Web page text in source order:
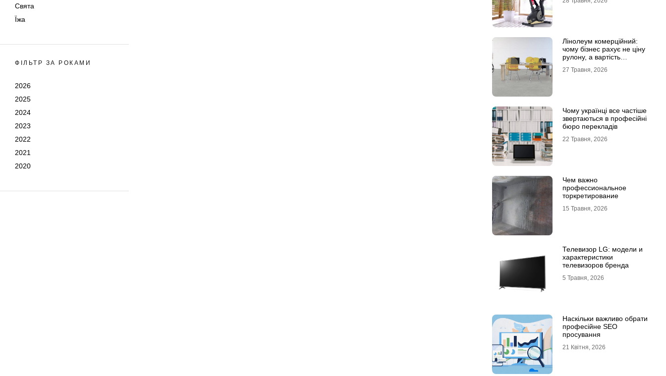
Свята
Їжа
ФІЛЬТР ЗА РОКАМИ
2026
2025
2024
2023
2022
2021
2020
Лінолеум комерційний:
чому бізнес рахує не ціну
рулону, а вартість
27 Травня, 2026
Чому українці все частіше
звертаються в професійні
бюро перекладів
22 Травня, 2026
Чем важно
профессиональное
торкретирование
15 Травня, 2026
Телевизор LG: модели и
характеристики
телевизоров бренда
5 Травня, 2026
Наскільки важливо обрати
професійне SEO
просування
21 Квітня, 2026